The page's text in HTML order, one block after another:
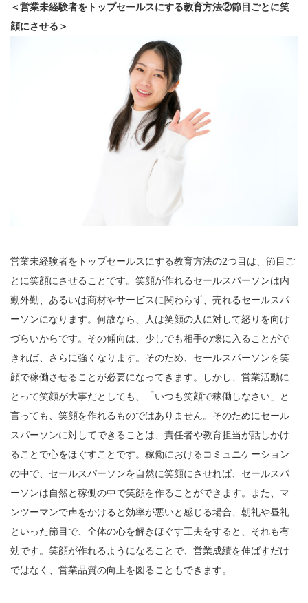
＜営業未経験者をトップセールスにする教育方法②節目ごとに笑
顔にさせる＞
営業未経験者をトップセールスにする教育方法の2つ目は、節目ご
とに笑顔にさせることです。笑顔が作れるセールスパーソンは内
勤外勤、あるいは商材やサービスに関わらず、売れるセールスパ
ーソンになります。何故なら、人は笑顔の人に対して怒りを向け
づらいからです。その傾向は、少しでも相手の懐に入ることがで
きれば、さらに強くなります。そのため、セールスパーソンを笑
顔で稼働させることが必要になってきます。しかし、営業活動に
とって笑顔が大事だとしても、「いつも笑顔で稼働しなさい」と
言っても、笑顔を作れるものではありません。そのためにセール
スパーソンに対してできることは、責任者や教育担当が話しかけ
ることで心をほぐすことです。稼働におけるコミュニケーション
の中で、セールスパーソンを自然に笑顔にさせれば、セールスパ
ーソンは自然と稼働の中で笑顔を作ることができます。また、マ
ンツーマンで声をかけると効率が悪いと感じる場合、朝礼や昼礼
といった節目で、全体の心を解きほぐす工夫をすると、それも有
効です。笑顔が作れるようになることで、営業成績を伸ばすだけ
ではなく、営業品質の向上を図ることもできます。